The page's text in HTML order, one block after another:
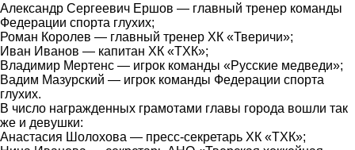
Александр Сергеевич Ершов — главный тренер команды
Федерации спорта глухих;
Роман Королев — главный тренер ХК «Тверичи»;
Иван Иванов — капитан ХК «ТХК»;
Владимир Мертенс — игрок команды «Русские медведи»;
Вадим Мазурский — игрок команды Федерации спорта
глухих.
В число награжденных грамотами главы города вошли так
же и девушки:
Анастасия Шолохова — пресс-секретарь ХК «ТХК»;